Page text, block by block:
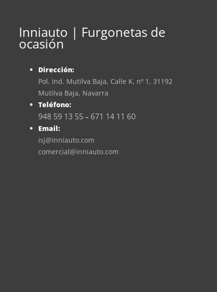
Inniauto | Furgonetas de
ocasión
Dirección:
Pol. Ind. Mutilva Baja, Calle K, nº 1, 31192
Mutilva Baja, Navarra
Teléfono:
948 59 13 55 – 671 14 11 60
Email:
isj@inniauto.com
comercial@inniauto.com